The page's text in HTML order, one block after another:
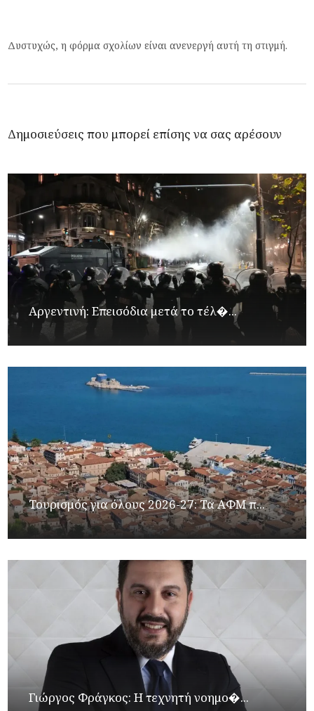
Δυστυχώς, η φόρμα σχολίων είναι ανενεργή αυτή τη στιγμή.
Δημοσιεύσεις που μπορεί επίσης να σας αρέσουν
Αργεντινή: Επεισόδια μετά το τέλ�...
Τουρισμός για όλους 2026-27: Τα ΑΦΜ π...
Γιώργος Φράγκος: Η τεχνητή νοημο�...